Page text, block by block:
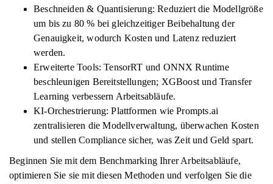
Beschneiden & Quantisierung: Reduziert die Modellgröße
um bis zu 80 % bei gleichzeitiger Beibehaltung der
Genauigkeit, wodurch Kosten und Latenz reduziert
werden.
Erweiterte Tools: TensorRT und ONNX Runtime
beschleunigen Bereitstellungen; XGBoost und Transfer
Learning verbessern Arbeitsabläufe.
KI-Orchestrierung: Plattformen wie Prompts.ai
zentralisieren die Modellverwaltung, überwachen Kosten
und stellen Compliance sicher, was Zeit und Geld spart.
Beginnen Sie mit dem Benchmarking Ihrer Arbeitsabläufe,
optimieren Sie sie mit diesen Methoden und verfolgen Sie die